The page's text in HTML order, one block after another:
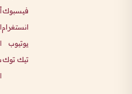
فيسبوك
انستغرام
يوتيوب
تيك توك